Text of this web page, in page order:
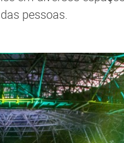
pessoas.